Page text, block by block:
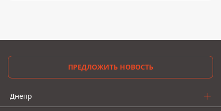
ПРЕДЛОЖИТЬ НОВОСТЬ
Днепр